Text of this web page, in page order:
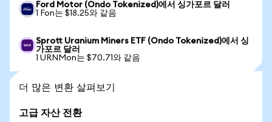
Ford Motor (Ondo Tokenized)에서 싱가포르 달러
1 Fon는 $18.25와 같음
Sprott Uranium Miners ETF (Ondo Tokenized)에서 싱
가포르 달러
1 URNMon는 $70.71와 같음
더 많은 변환 살펴보기
고급 자산 전환